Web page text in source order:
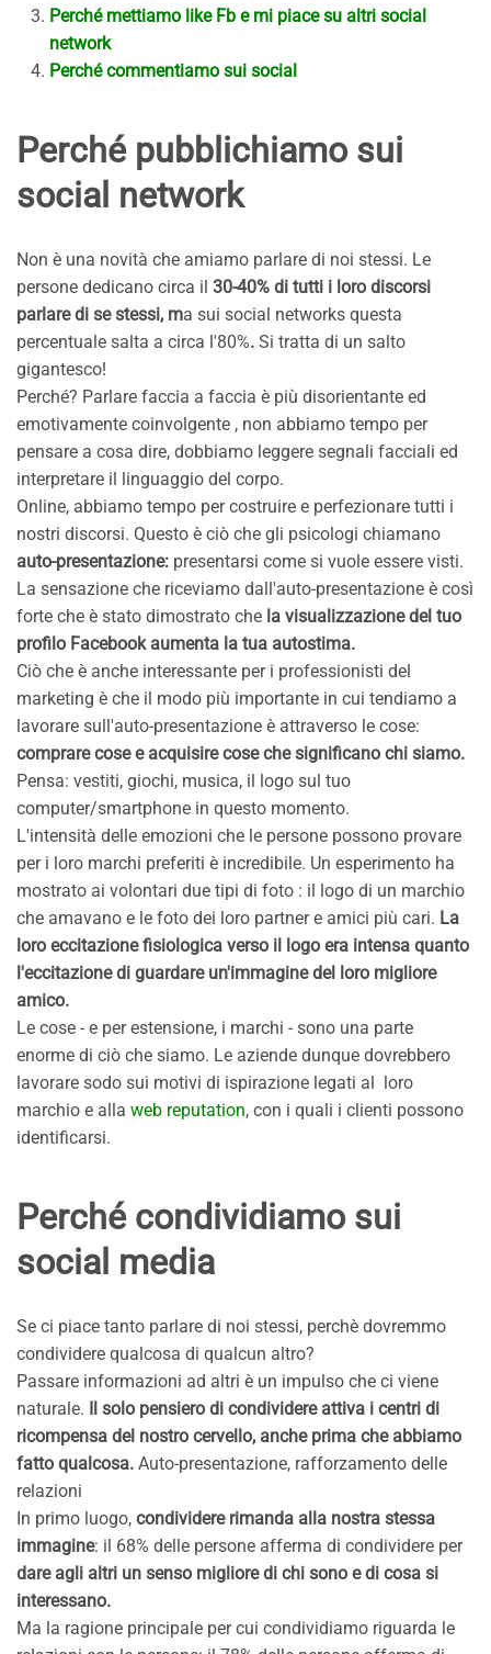
Perché mettiamo like Fb e mi piace su altri social
network
Perché commentiamo sui social
Perché pubblichiamo sui
social network
Non è una novità che amiamo parlare di noi stessi. Le
persone dedicano circa il 30-40% di tutti i loro discorsi
parlare di se stessi, ma sui social networks questa
percentuale salta a circa l'80%. Si tratta di un salto
gigantesco!
Perché? Parlare faccia a faccia è più disorientante ed
emotivamente coinvolgente , non abbiamo tempo per
pensare a cosa dire, dobbiamo leggere segnali facciali ed
interpretare il linguaggio del corpo.
Online, abbiamo tempo per costruire e perfezionare tutti i
nostri discorsi. Questo è ciò che gli psicologi chiamano
auto-presentazione: presentarsi come si vuole essere visti.
La sensazione che riceviamo dall'auto-presentazione è così
forte che è stato dimostrato che la visualizzazione del tuo
profilo Facebook aumenta la tua autostima.
Ciò che è anche interessante per i professionisti del
marketing è che il modo più importante in cui tendiamo a
lavorare sull'auto-presentazione è attraverso le cose:
comprare cose e acquisire cose che significano chi siamo.
Pensa: vestiti, giochi, musica, il logo sul tuo
computer/smartphone in questo momento.
L'intensità delle emozioni che le persone possono provare
per i loro marchi preferiti è incredibile. Un esperimento ha
mostrato ai volontari due tipi di foto : il logo di un marchio
che amavano e le foto dei loro partner e amici più cari. La
loro eccitazione fisiologica verso il logo era intensa quanto
l'eccitazione di guardare un'immagine del loro migliore
amico.
Le cose - e per estensione, i marchi - sono una parte
enorme di ciò che siamo. Le aziende dunque dovrebbero
lavorare sodo sui motivi di ispirazione legati al loro
marchio e alla web reputation, con i quali i clienti possono
identificarsi.
Perché condividiamo sui
social media
Se ci piace tanto parlare di noi stessi, perchè dovremmo
condividere qualcosa di qualcun altro?
Passare informazioni ad altri è un impulso che ci viene
naturale. Il solo pensiero di condividere attiva i centri di
ricompensa del nostro cervello, anche prima che abbiamo
fatto qualcosa. Auto-presentazione, rafforzamento delle
relazioni
In primo luogo, condividere rimanda alla nostra stessa
immagine: il 68% delle persone afferma di condividere per
dare agli altri un senso migliore di chi sono e di cosa si
interessano.
Ma la ragione principale per cui condividiamo riguarda le